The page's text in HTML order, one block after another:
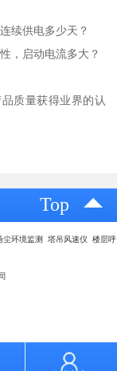
续供电多少天？
，启动电流多大？
质量获得业界的认
Top
环境监测 塔吊风速仪 楼层呼